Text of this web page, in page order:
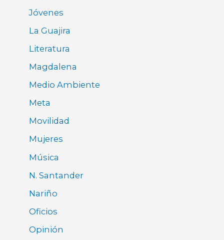
Jóvenes
La Guajira
Literatura
Magdalena
Medio Ambiente
Meta
Movilidad
Mujeres
Música
N. Santander
Nariño
Oficios
Opinión